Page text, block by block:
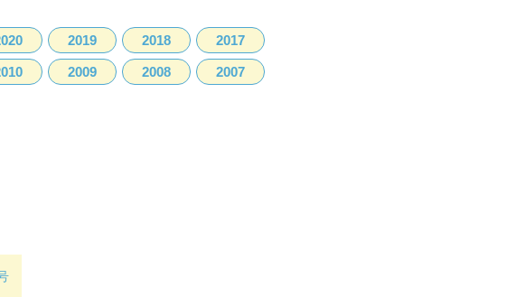
2019 2018 2017
2009 2008 2007